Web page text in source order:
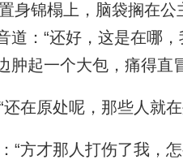
锦榻上，脑袋搁在公
：“还好，这是在哪
肿起一个大包，痛得
在原处呢，那些人就
方才那人打伤了我，